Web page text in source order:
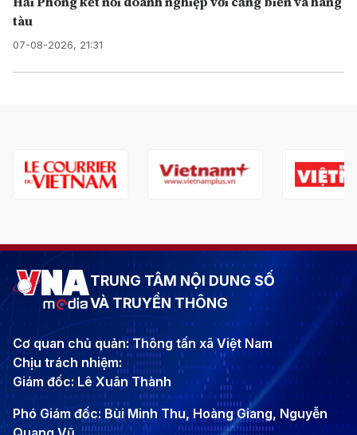
tàu
07-08-2026, 21:31
TRUNG TÂM NỘI DUNG SỐ
VÀ TRUYỀN THÔNG
Cơ quan chủ quản: Thông tấn xã Việt Nam
Chịu trách nhiệm:
Giám đốc: Lê Xuân Thành
Phó Giám đốc: Bùi Minh Thu, Hoàng Giang, Nguyễn